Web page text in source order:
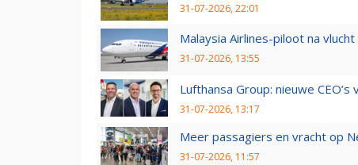
31-07-2026, 22:01
Malaysia Airlines-piloot na
31-07-2026, 13:55
Lufthansa Group: nieuwe
31-07-2026, 13:17
Meer passagiers en vracht op
31-07-2026, 11:57